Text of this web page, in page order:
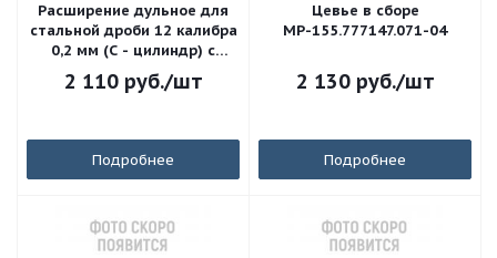
Расширение дульное для
стальной дроби 12 калибра
0,2 мм (C - цилиндр) с
удлинением 22 мм для
ружей МР
2 110руб./шт
Подробнее
Цевье в сборе
МР-155.777147.071-04
2 130руб./шт
Подробнее